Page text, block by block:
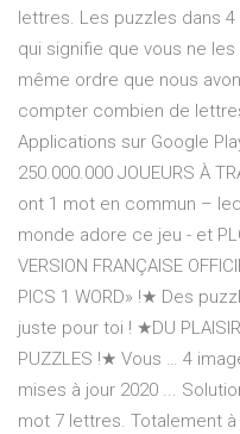
lettres. Les puzzles dans
qui signifie que vous ne
même ordre que nous
compter combien de
Applications sur Google
250.000.000 JOUEURS À
ont 1 mot en commun –
monde adore ce jeu - et
VERSION FRANÇAISE
PICS 1 WORD» !★ Des
juste pour toi ! ★DU PLAISIR
PUZZLES !★ Vous … 4
mises à jour 2020 ...
mot 7 lettres. Totalement